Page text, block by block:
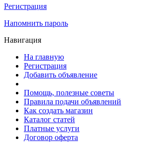
Регистрация
Напомнить пароль
Навигация
На главную
Регистрация
Добавить объявление
Помощь, полезные советы
Правила подачи объявлений
Как создать магазин
Каталог статей
Платные услуги
Договор оферта